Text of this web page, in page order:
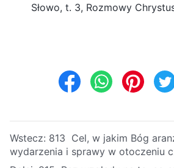
Słowo, t. 3, Rozmowy
Wstecz: 813 Cel, w jakim Bóg
wydarzenia i sprawy w otoczeniu